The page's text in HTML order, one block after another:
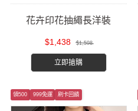
花卉印花抽繩長洋裝
$1,438 $1,598
立即搶購
領500 999免運 刷卡回饋